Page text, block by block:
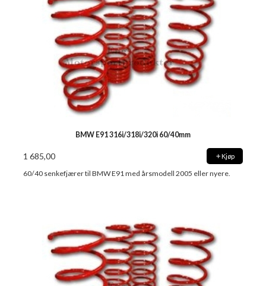
BMW E91 316i/318i/320i 60/40mm
1 685,00 Kjøp
60/40 senkefjærer til BMW E91 med årsmodell 2005 eller nyere.